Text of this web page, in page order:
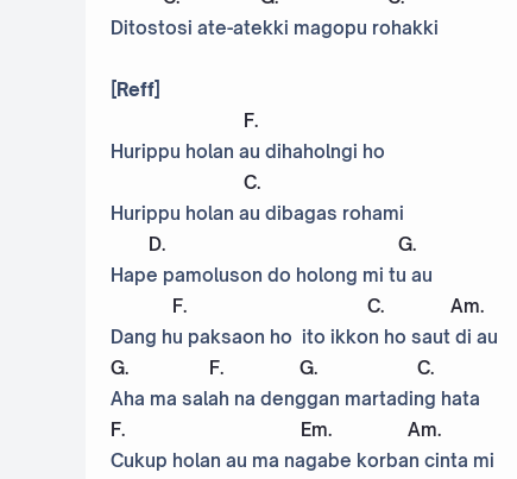
Ditostosi ate-atekki magopu rohakki
[Reff]
F.
Hurippu holan au dihaholngi ho
C.
Hurippu holan au dibagas rohami
D. G.
Hape pamoluson do holong mi tu au
F. C. Am.
Dang hu paksaon ho ito ikkon ho saut di au
G. F. G. C.
Aha ma salah na denggan martading hata
F. Em. Am.
Cukup holan au ma nagabe korban cinta mi